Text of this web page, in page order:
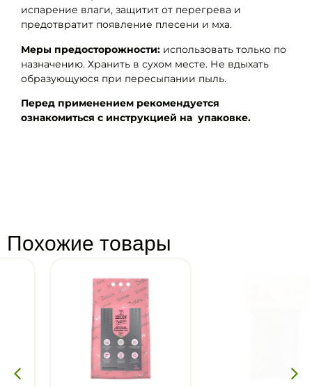
испарение влаги, защитит от перегрева и
предотвратит появление плесени и мха.
Меры предосторожности: использовать только по
назначению. Хранить в сухом месте. Не вдыхать
образующуюся при пересыпании пыль.
Перед применением рекомендуется
ознакомиться с инструкцией на упаковке.
Похожие товары